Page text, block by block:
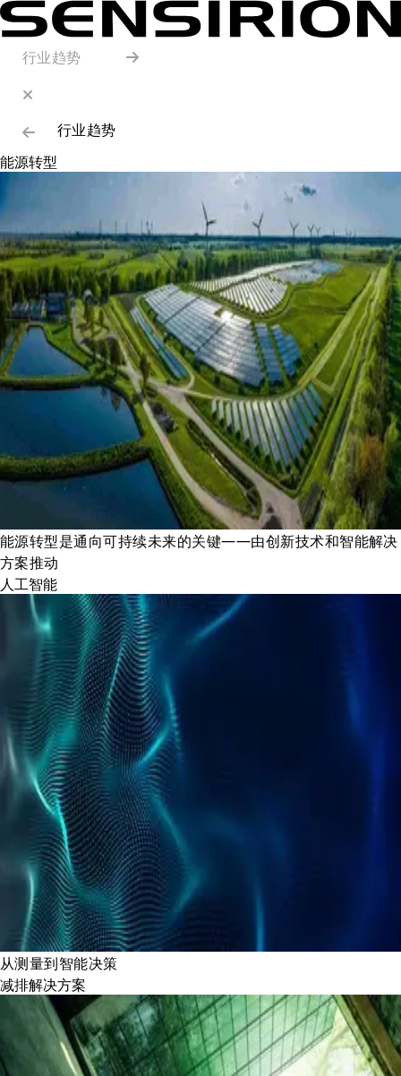
行业趋势
行业趋势
能源转型
能源转型是通向可持续未来的关键——由创新技术和智能解决
方案推动
人工智能
从测量到智能决策
减排解决方案